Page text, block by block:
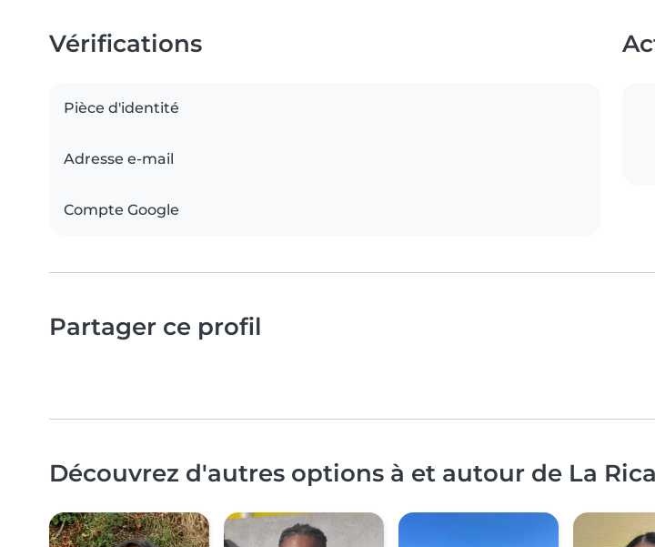
Vérifications
Pièce d'identité
Adresse e-mail
Compte Google
Partager ce profil
Découvrez d'autres options à et autour de La